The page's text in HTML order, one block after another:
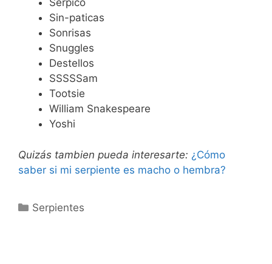
Serpico
Sin-paticas
Sonrisas
Snuggles
Destellos
SSSSSam
Tootsie
William Snakespeare
Yoshi
Quizás tambien pueda interesarte: ¿Cómo
saber si mi serpiente es macho o hembra?
Categorías
Serpientes